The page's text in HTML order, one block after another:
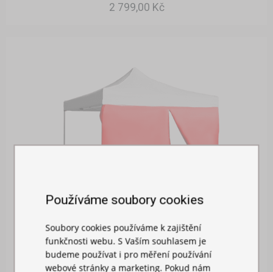
2 799,00 Kč
BOČNÍ PLACHTA 3M S DVEŘMI - HEXAGON
Skladem
Používáme soubory cookies
Soubory cookies používáme k zajištění
funkčnosti webu. S Vaším souhlasem je
budeme používat i pro měření používání
webové stránky a marketing. Pokud nám